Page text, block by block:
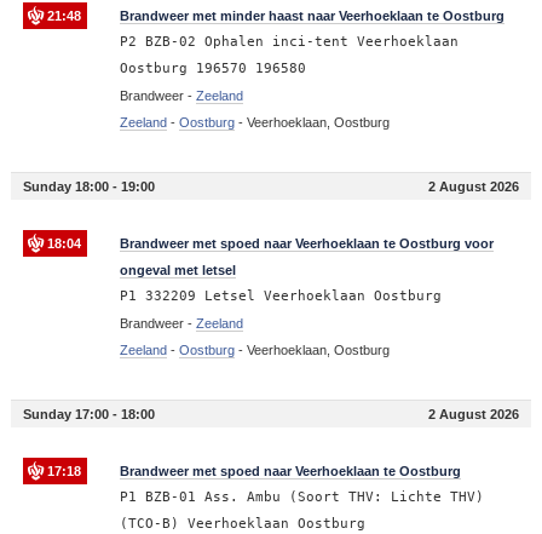
21:48 Brandweer met minder haast naar Veerhoeklaan te Oostburg
P2 BZB-02 Ophalen inci-tent Veerhoeklaan
Oostburg 196570 196580
Brandweer - Zeeland
Zeeland- Oostburg- Veerhoeklaan, Oostburg
Sunday 18:00 - 19:00 2 August 2026
18:04
Brandweer met spoed naar Veerhoeklaan te Oostburg voor
ongeval met letsel
P1 332209 Letsel Veerhoeklaan Oostburg
Brandweer - Zeeland
Zeeland- Oostburg- Veerhoeklaan, Oostburg
Sunday 17:00 - 18:00 2 August 2026
17:18 Brandweer met spoed naar Veerhoeklaan te Oostburg
P1 BZB-01 Ass. Ambu (Soort THV: Lichte THV)
(TCO-B) Veerhoeklaan Oostburg